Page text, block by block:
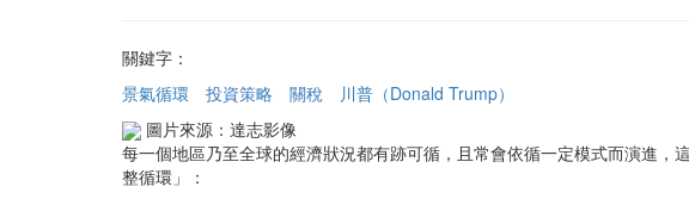
關鍵字：
景氣循環
投資策略 關稅
川普（Donald Trump）
圖片來源：達志影像
每一個地區乃至全球的經濟狀況都有跡可循，且常會依循一定模式而演進
整循環」：